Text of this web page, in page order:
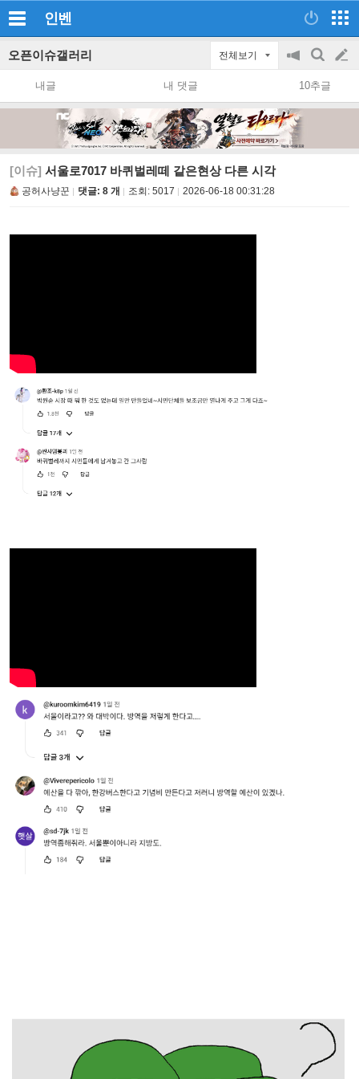
인벤
오픈이슈갤러리 전체보기
공
지
on/off
검
색
글
쓰
내글 내 댓글 10추글
[이슈] 서울로7017 바퀴벌레떼 같은현상 다른 시각
공허사냥꾼 댓글: 8 개 조회: 5017 2026-06-18 00:31:28